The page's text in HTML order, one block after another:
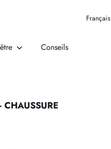
Langue
Français
Conseils